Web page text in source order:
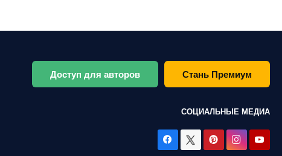
Доступ для авторов Стань Премиум
СОЦИАЛЬНЫЕ МЕДИА